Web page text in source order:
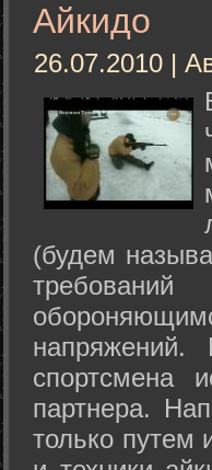
Айкидо
26.07.2010 |
(будем
спортсмена
партнера.
только путем